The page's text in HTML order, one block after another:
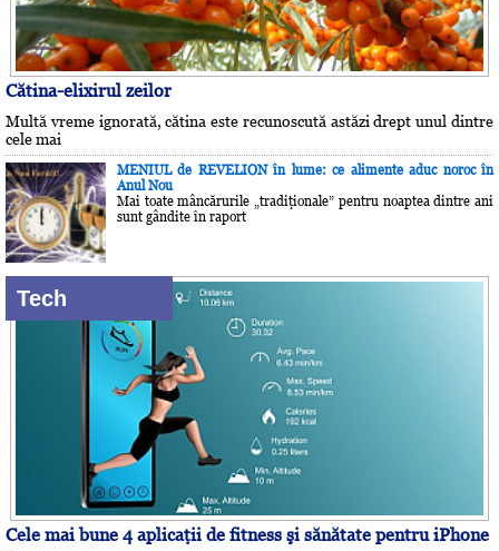
Cătina-elixirul zeilor
Multă vreme ignorată, cătina este recunoscută astăzi drept unul dintre
cele mai
MENIUL de REVELION în lume: ce alimente aduc noroc în
Anul Nou
Mai toate mâncărurile „tradiţionale” pentru noaptea dintre ani
sunt gândite în raport
Tech
Cele mai bune 4 aplicaţii de fitness şi sănătate pentru iPhone